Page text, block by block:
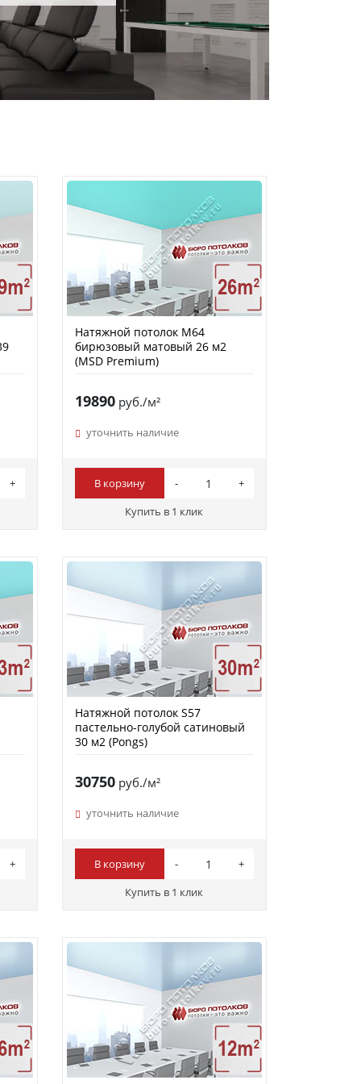
Натяжной потолок M64
бирюзовый матовый 26 м2
(MSD Premium)
19890руб./м²
уточнить наличие
В корзину
Купить в 1 клик
Натяжной потолок S57
пастельно-голубой сатиновый
30 м2 (Pongs)
30750руб./м²
уточнить наличие
В корзину
Купить в 1 клик